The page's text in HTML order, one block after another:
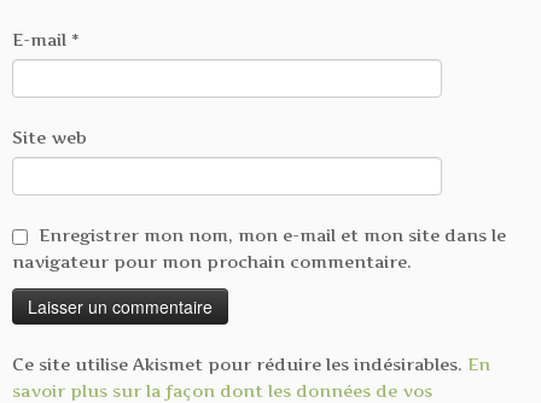
E-mail *
Site web
Enregistrer mon nom, mon e-mail et mon site dans le
navigateur pour mon prochain commentaire.
Ce site utilise Akismet pour réduire les indésirables. En
savoir plus sur la façon dont les données de vos